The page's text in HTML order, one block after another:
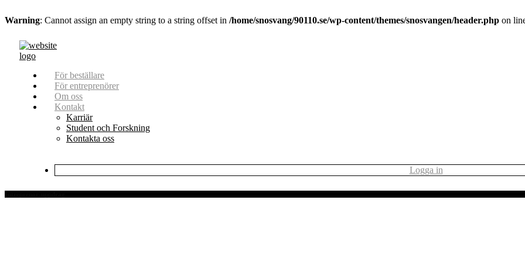
Warning: Cannot assign an empty string to a string offset in /home/snosvang/90110.se/wp-content/themes/snosvangen/header.php on
För beställare
För entreprenörer
Om oss
Kontakt
Karriär
Student och Forskning
Kontakta oss
Logga in